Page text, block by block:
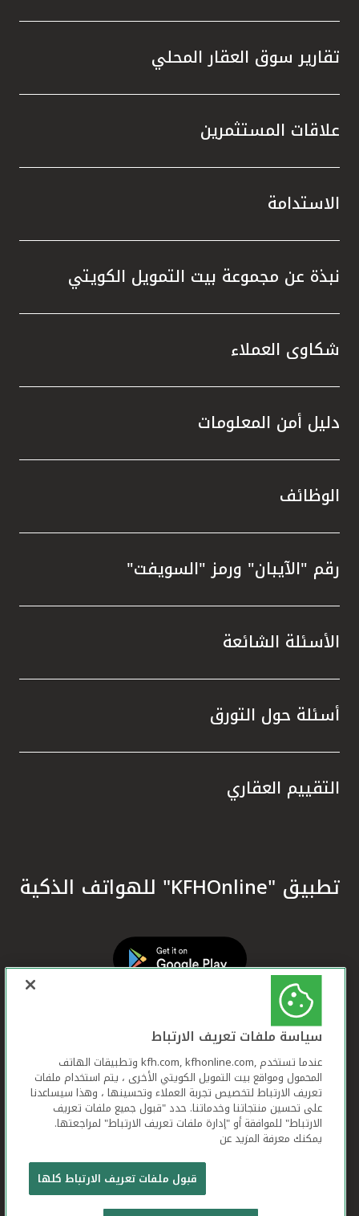
تقارير سوق العقار المحلي
علاقات المستثمرين
الاستدامة
نبذة عن مجموعة بيت التمويل الكويتي
شكاوى العملاء
دليل أمن المعلومات
الوظائف
رقم "الآيبان" ورمز "السويفت"
الأسئلة الشائعة
أسئلة حول التورق
التقييم العقاري
تطبيق "KFHOnline" للهواتف الذكية
بيت التمويل الكويتي جميع الحقوق محفوظة © 2026
شروط وأحكام استخدام الموقع الإلكتروني
سياسة ملفات تعريف الارتباط
عندما تستخدم ,kfh.com, kfhonline.com وتطبيقات الهاتف
المحمول ومواقع بيت التمويل الكويتي الأخرى ، يتم استخدام ملفات
تعريف الارتباط لتخصيص تجربة العملاء وتحسينها ، وهذا سيساعدنا
على تحسين منتجاتنا وخدماتنا. حدد "قبول جميع ملفات تعريف
الارتباط" للموافقة أو "إدارة ملفات تعريف الارتباط" لمراجعتها.
يمكنك معرفة المزيد عن
قبول ملفات تعريف الارتباط كلها